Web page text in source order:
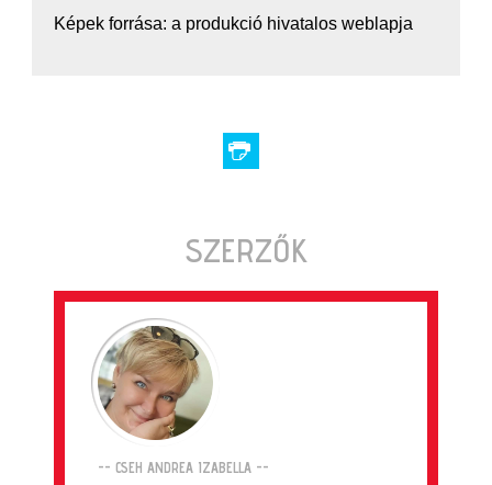
Képek forrása: a produkció hivatalos weblapja
SZERZŐK
-- CSEH ANDREA IZABELLA --